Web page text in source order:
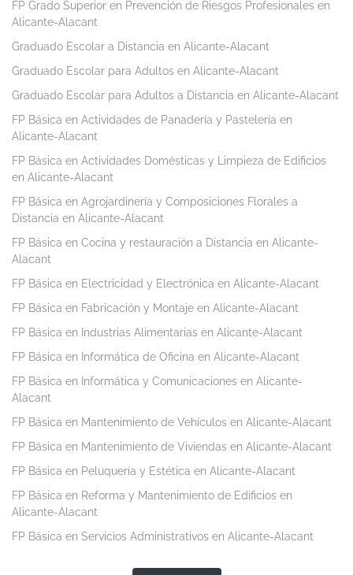
FP Grado Superior en Prevención de Riesgos Profesionales en
Alicante-Alacant
Graduado Escolar a Distancia en Alicante-Alacant
Graduado Escolar para Adultos en Alicante-Alacant
Graduado Escolar para Adultos a Distancia en Alicante-Alacant
FP Básica en Actividades de Panadería y Pastelería en
Alicante-Alacant
FP Básica en Actividades Domésticas y Limpieza de Edificios
en Alicante-Alacant
FP Básica en Agrojardinería y Composiciones Florales a
Distancia en Alicante-Alacant
FP Básica en Cocina y restauración a Distancia en Alicante-
Alacant
FP Básica en Electricidad y Electrónica en Alicante-Alacant
FP Básica en Fabricación y Montaje en Alicante-Alacant
FP Básica en Industrias Alimentarias en Alicante-Alacant
FP Básica en Informática de Oficina en Alicante-Alacant
FP Básica en Informática y Comunicaciones en Alicante-
Alacant
FP Básica en Mantenimiento de Vehículos en Alicante-Alacant
FP Básica en Mantenimiento de Viviendas en Alicante-Alacant
FP Básica en Peluquería y Estética en Alicante-Alacant
FP Básica en Reforma y Mantenimiento de Edificios en
Alicante-Alacant
FP Básica en Servicios Administrativos en Alicante-Alacant